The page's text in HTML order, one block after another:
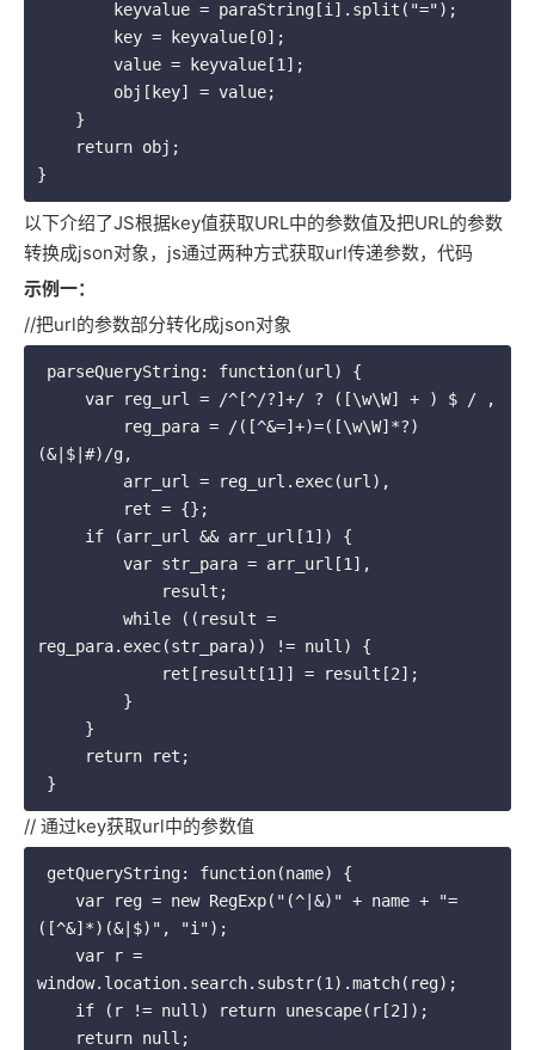
}
以下介绍了JS根据key值获取URL中的参数值及把URL的参数
转换成json对象，js通过两种方式获取url传递参数，代码
示例一：
//把url的参数部分转化成json对象
parseQueryString: function(url) {
var reg_url = /^[^/?]+/ ? ([\w\W] + ) $ / ,
reg_para = /([^&=]+)=([\w\W]*?)
(&|$|#)/g,
arr_url = reg_url.exec(url),
ret = {};
if (arr_url && arr_url[1]) {
var str_para = arr_url[1],
result;
while ((result =
reg_para.exec(str_para)) != null) {
ret[result[1]] = result[2];
}
}
return ret;
// 通过key获取url中的参数值
var reg = new RegExp("(^|&)" + name + "=
([^&]*)(&|$)", "i");
var r =
window.location.search.substr(1).match(reg);
if (r != null) return unescape(r[2]);
return null;